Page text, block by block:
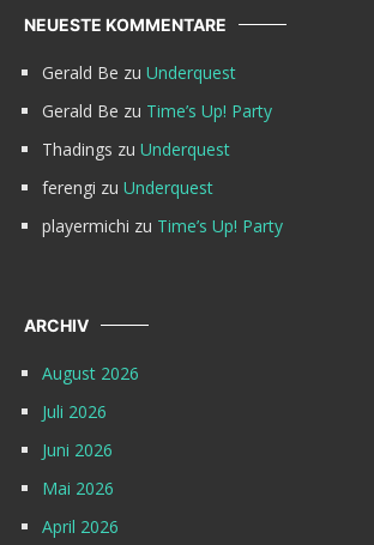
NEUESTE KOMMENTARE
Gerald Be zu Underquest
Gerald Be zu Time’s Up! Party
Thadings zu Underquest
ferengi zu Underquest
playermichi zu Time’s Up! Party
ARCHIV
August 2026
Juli 2026
Juni 2026
Mai 2026
April 2026